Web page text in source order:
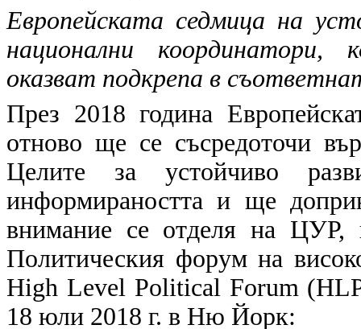
Европейската седмица на
национални
оказват подкрепа в
През 2018 година
отново ще се съсредоточи
Целите за устойчиво
информираността и ще
внимание се отделя на ЦУР,
Политическия форум на
High Level Political Forum
18 юли 2018 г. в Ню Йорк: